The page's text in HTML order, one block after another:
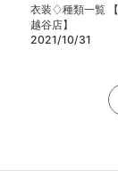
衣装♢種類一覧
越谷店】
2021/10/31